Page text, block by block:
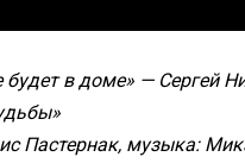
будет в доме» — Сергей
Пастернак, музыка: